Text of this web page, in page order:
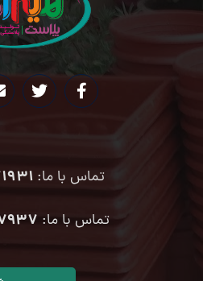
تماس با ما:
تماس با ما: